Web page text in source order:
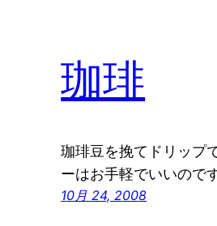
珈琲
珈琲豆を挽てドリップ
ーはお手軽でいいので
10月 24, 2008